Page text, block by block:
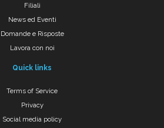
Filiali
News ed Eventi
Domande e Risposte
Lavora con noi
Quick links
Terms of Service
Privacy
Social media policy